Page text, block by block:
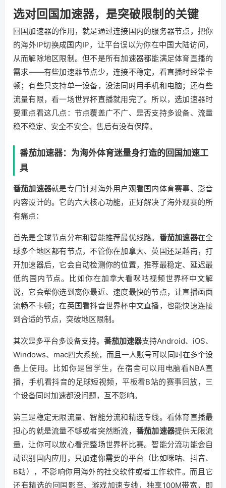
选对回国加速器，是突破限制的关键
回国加速器的作用，就是通过连接国内的服务器节点，把你
的海外IP切换成国内IP，让平台误以为你在中国大陆访问，
从而解除地区限制。但不是所有加速器都能满足体育直播的
需求——有些加速器节点少，连接不稳定，看直播时经常卡
顿；有些只支持单一设备，没法同时用手机和电脑；还有些
流量有限，看一场世界杯直播就用完了。所以，选加速器时
要重点看这几点：节点覆盖广不广、是否支持多设备、流量
稳不稳定、安全不安全、售后有没有保障。
番茄加速器：为海外体育迷量身打造的回国加速工
具
番茄加速器就是专门针对海外用户观看国内体育赛事、影音
内容设计的。它的六大核心功能，正好解决了海外观赛的所
有痛点：
首先是全球节点分布和智能推荐最优线路。 番茄加速器在全
球多个地区都有节点，不管你在加拿大、英国还是越南，打
开加速器后，它会自动检测你的位置，推荐最稳定、延迟最
低的国内节点。比如你在加拿大看咪咕视频世界杯中文解
说，它会帮你选到离你最近、速度最快的节点，让直播画面
流畅不卡顿；在英国看抖音世界杯中文直播，也能快速连接
到合适的节点，突破地区限制。
其次是多平台多设备支持。 番茄加速器支持Android、iOS、
Windows、mac四大系统，而且一人账号可以同时在多个设
备上使用。比如你是留学生，在宿舍可以用电脑看NBA直
播，手机看抖音的足球短视频，平板看B站的赛事回放，三
个设备同时加速都没问题，互不影响。
第三是稳定无限流量、智能分流和精选专线。看体育直播最
担心的就是流量不够或者突然断流， 番茄加速器提供无限流
量，让你可以放心看完整场世界杯比赛。智能分流功能会自
动识别国内应用，只加速你需要的平台（比如咪咕、抖音、
B站），不影响你用海外的社交软件或者工作软件。而且它
还有精选的回国影音、游戏加速专线，独享100M带宽，即